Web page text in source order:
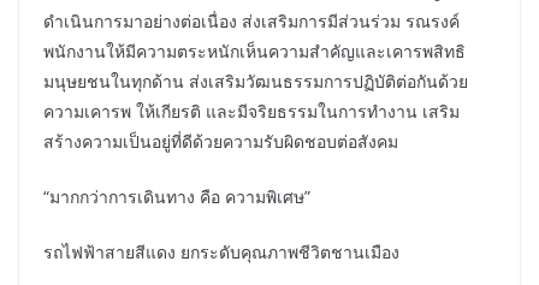
ดำเนินการมาอย่างต่อเนื่อง ส่งเสริมการมีส่วนร่วม รณรงค์
พนักงานให้มีความตระหนักเห็นความสำคัญและเคารพสิทธิ
มนุษยชนในทุกด้าน ส่งเสริมวัฒนธรรมการปฏิบัติต่อกันด้วย
ความเคารพ ให้เกียรติ และมีจริยธรรมในการทำงาน เสริม
สร้างความเป็นอยู่ที่ดีด้วยความรับผิดชอบต่อสังคม
“มากกว่าการเดินทาง คือ ความพิเศษ”
รถไฟฟ้าสายสีแดง ยกระดับคุณภาพชีวิตชานเมือง